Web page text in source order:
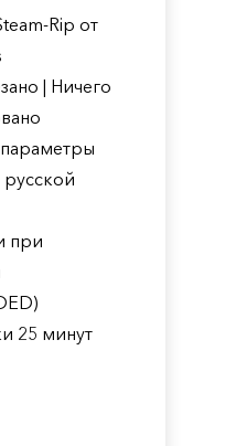
Rip от
| Ничего
при
25 минут